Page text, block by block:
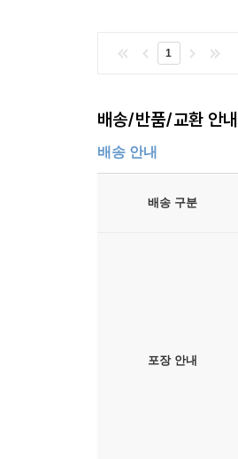
1
배송/반품/교환 안내
배송 안내
배송 구분
포장 안내